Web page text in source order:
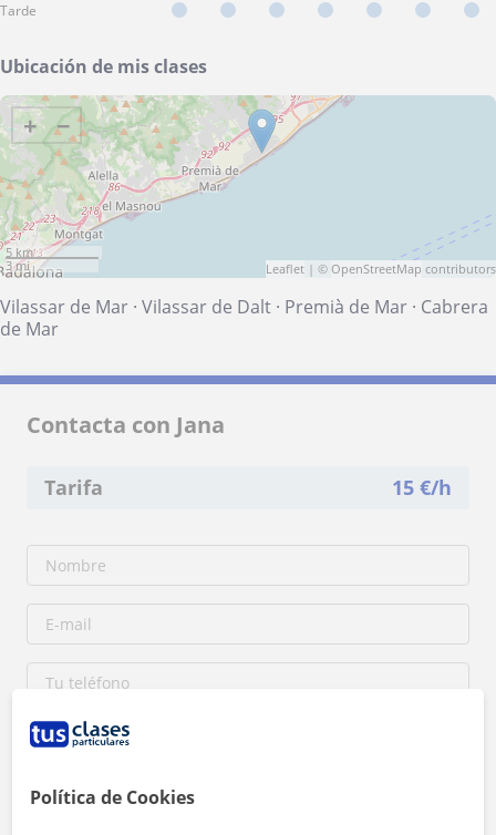
Tarde
Ubicación de mis clases
+ −
5 km
3 mi
Leaflet | © OpenStreetMap contributors
Vilassar de Mar · Vilassar de Dalt · Premià de Mar · Cabrera
de Mar
Contacta con Jana
Tarifa 15 €/h
Política de Cookies